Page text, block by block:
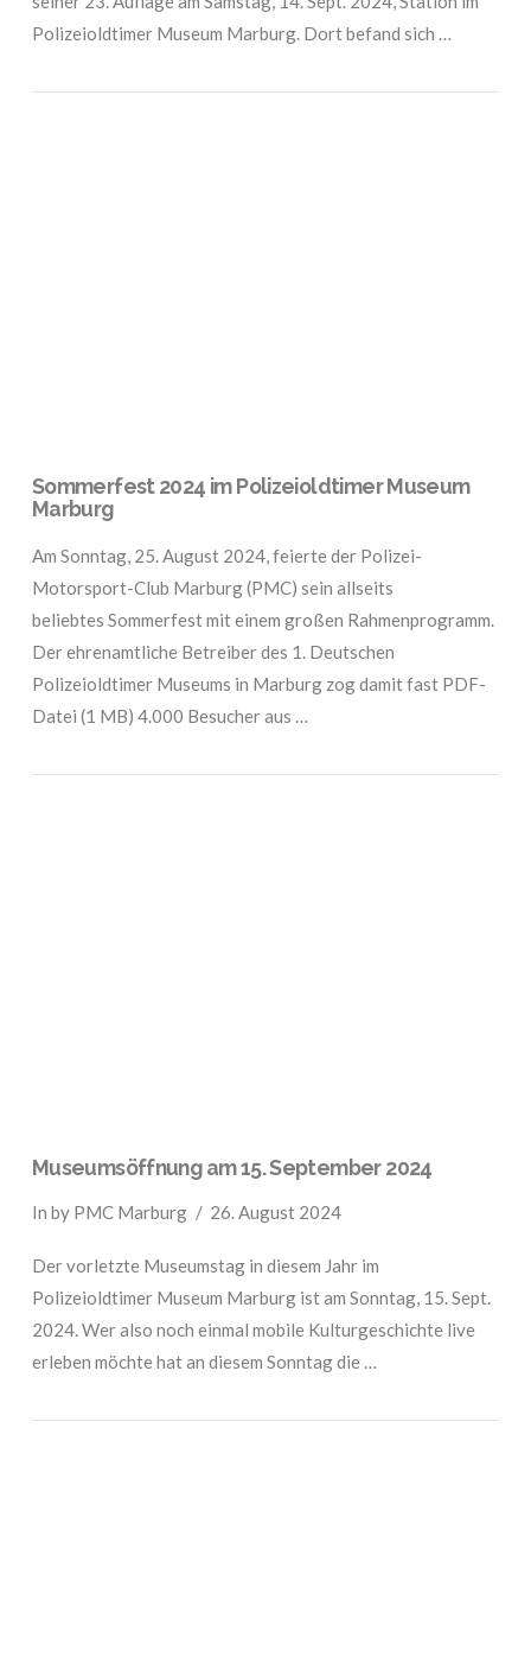
Polizeioldtimer Museum Marburg. Dort befand sich …
Sommerfest 2024 im Polizeioldtimer Museum
Marburg
Am Sonntag, 25. August 2024, feierte der Polizei-
Motorsport-Club Marburg (PMC) sein allseits
beliebtes Sommerfest mit einem großen Rahmenprogramm.
Der ehrenamtliche Betreiber des 1. Deutschen
Polizeioldtimer Museums in Marburg zog damit fast PDF-
Datei (1 MB) 4.000 Besucher aus …
Museumsöffnung am 15. September 2024
In by PMC Marburg 26. August 2024
Der vorletzte Museumstag in diesem Jahr im
Polizeioldtimer Museum Marburg ist am Sonntag, 15. Sept.
2024. Wer also noch einmal mobile Kulturgeschichte live
erleben möchte hat an diesem Sonntag die …